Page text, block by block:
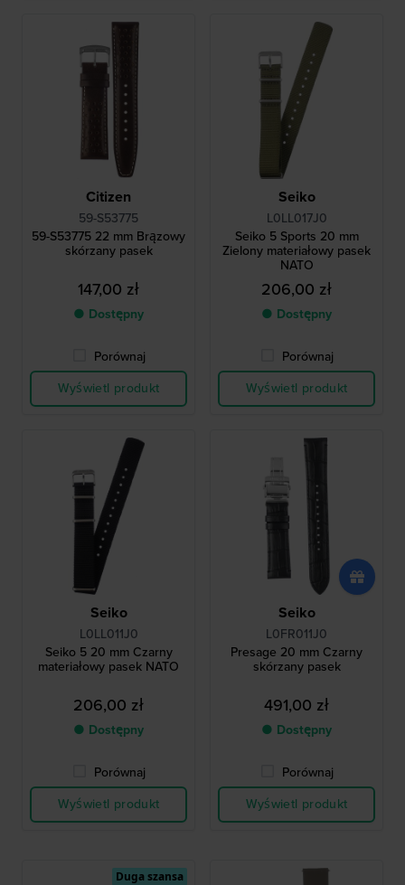
Citizen
59-S53775
59-S53775 22 mm Brązowy
skórzany pasek
147,00 zł
● Dostępny
Porównaj
Wyświetl produkt
Seiko
L0LL017J0
Seiko 5 Sports 20 mm
Zielony materiałowy pasek
NATO
206,00 zł
● Dostępny
Porównaj
Wyświetl produkt
Seiko
L0LL011J0
Seiko 5 20 mm Czarny
materiałowy pasek NATO
206,00 zł
● Dostępny
Porównaj
Wyświetl produkt
Seiko
L0FR011J0
Presage 20 mm Czarny
skórzany pasek
491,00 zł
● Dostępny
Porównaj
Wyświetl produkt
Duga szansa